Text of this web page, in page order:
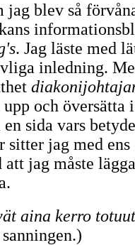
jag blev så
. Jag läste med
inledning.
upp och
sida vars
sitter jag med
jag måste
aina kerro